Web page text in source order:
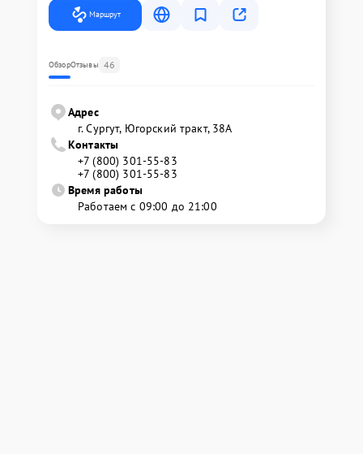
Маршрут
ОбзорОтзывы 46
Адрес
г. Сургут, Югорский тракт, 38А
Контакты
+7 (800) 301-55-83
+7 (800) 301-55-83
Время работы
Работаем с 09:00 до 21:00